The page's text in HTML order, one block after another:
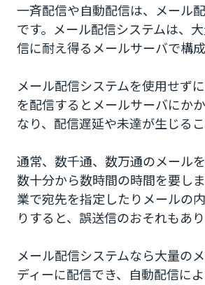
一斉配信や自動配信は、メール
です。メール配信システムは、
信に耐え得るメールサーバで構成
メール配信システムを使用せず
を配信するとメールサーバにか
なり、配信遅延や未達が生じるこ
通常、数千通、数万通のメール
数十分から数時間の時間を要し
業で宛先を指定したりメールの
りすると、誤送信のおそれもあり
メール配信システムなら大量の
ディーに配信でき、自動配信に